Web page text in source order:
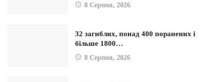
8 Серпня, 2026
32 загиблих, понад 400 поранених і
більше 1800…
8 Серпня, 2026